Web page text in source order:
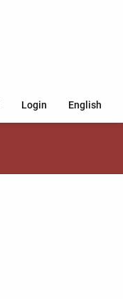
Login English